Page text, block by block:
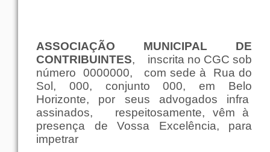
ASSOCIAÇÃO MUNICIPAL DE
CONTRIBUINTES, inscrita no CGCsob
número
0000000, com sede à Ruado
Sol , 000, conjunto 000,em
Belo
Horizonte, por seus advogados infra
assinados,
respeitosamente, vêm à
presença de Vossa Excelência, para
impetrar